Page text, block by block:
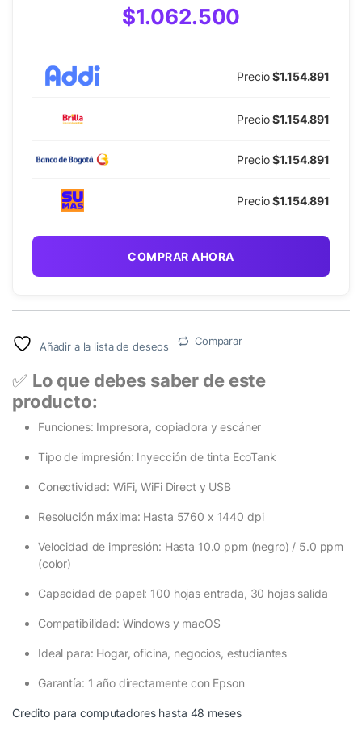
$1.062.500
Precio$1.154.891
Precio$1.154.891
Precio$1.154.891
Precio$1.154.891
COMPRAR AHORA
Añadir a la lista de deseos Comparar
✅ Lo que debes saber de este
producto:
Funciones: Impresora, copiadora y escáner
Tipo de impresión: Inyección de tinta EcoTank
Conectividad: WiFi, WiFi Direct y USB
Resolución máxima: Hasta 5760 x 1440 dpi
Velocidad de impresión: Hasta 10.0 ppm (negro) / 5.0 ppm
(color)
Capacidad de papel: 100 hojas entrada, 30 hojas salida
Compatibilidad: Windows y macOS
Ideal para: Hogar, oficina, negocios, estudiantes
Garantía: 1 año directamente con Epson
Credito para computadores hasta 48 meses